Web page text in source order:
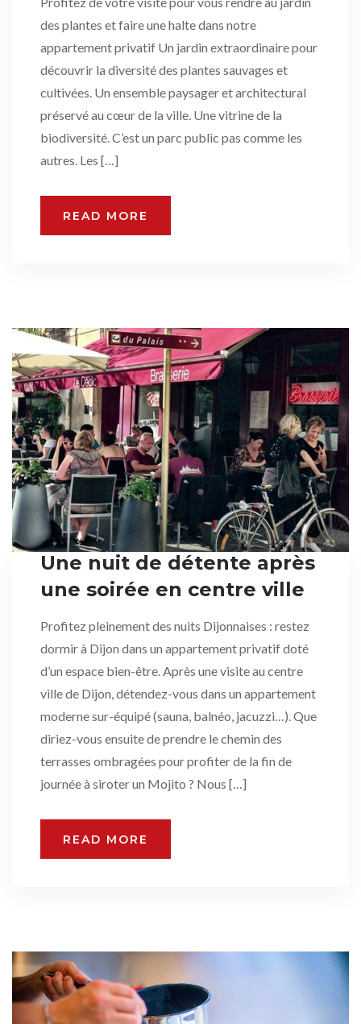
des plantes et faire une halte dans notre
appartement privatif Un jardin extraordinaire pour
découvrir la diversité des plantes sauvages et
cultivées. Un ensemble paysager et architectural
préservé au cœur de la ville. Une vitrine de la
biodiversité. C’est un parc public pas comme les
autres. Les […]
READ MORE
Une nuit de détente après
une soirée en centre ville
Profitez pleinement des nuits Dijonnaises : restez
dormir à Dijon dans un appartement privatif doté
d’un espace bien-être. Après une visite au centre
ville de Dijon, détendez-vous dans un appartement
moderne sur-équipé (sauna, balnéo, jacuzzi…). Que
diriez-vous ensuite de prendre le chemin des
terrasses ombragées pour profiter de la fin de
journée à siroter un Mojito ? Nous […]
READ MORE